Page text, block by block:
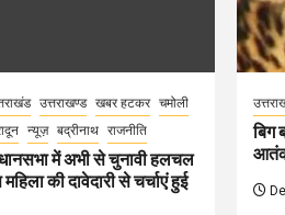
उत्तराखण्ड खबर हटकर चमोली
न्यूज़ बद्रीनाथ राजनीति
में अभी से चुनावी हलचल
की दावेदारी से चर्चाएं हुई
बिग